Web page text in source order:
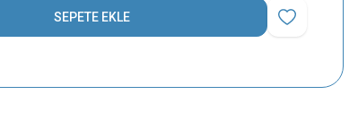
SEPETE EKLE
Favoriye Ekle